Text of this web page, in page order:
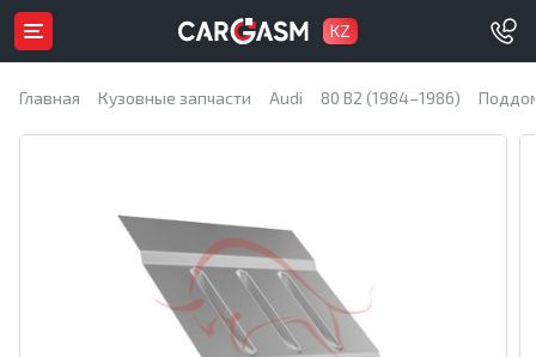
KZ
Главная Кузовные запчасти Audi 80 B2 (1984–1986)